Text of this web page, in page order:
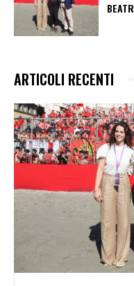
ARTICOLI RECENTI